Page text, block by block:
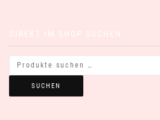
SUCHEN